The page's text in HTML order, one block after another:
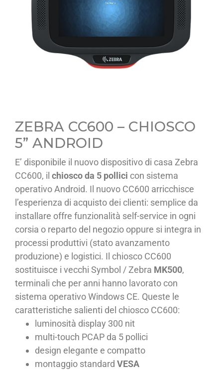
ZEBRA CC600 – CHIOSCO
5” ANDROID
E’ disponibile il nuovo dispositivo di casa Zebra
CC600, il chiosco da 5 pollici con sistema
operativo Android. Il nuovo CC600 arricchisce
l’esperienza di acquisto dei clienti: semplice da
installare offre funzionalità self-service in ogni
corsia o reparto del negozio oppure si integra in
processi produttivi (stato avanzamento
produzione) e logistici. Il chiosco CC600
sostituisce i vecchi Symbol / Zebra MK500,
terminali che per anni hanno lavorato con
sistema operativo Windows CE. Queste le
caratteristiche salienti del chiosco CC600:
luminosità display 300 nit
multi-touch PCAP da 5 pollici
design elegante e compatto
montaggio standard VESA